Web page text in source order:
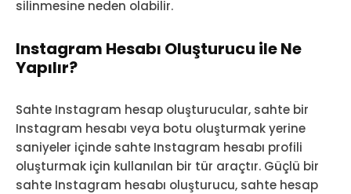
silinmesine neden olabilir.
Instagram Hesabı Oluşturucu ile Ne
Yapılır?
Sahte Instagram hesap oluşturucular, sahte bir
Instagram hesabı veya botu oluşturmak yerine
saniyeler içinde sahte Instagram hesabı profili
oluşturmak için kullanılan bir tür araçtır. Güçlü bir
sahte Instagram hesabı oluşturucu, sahte hesap